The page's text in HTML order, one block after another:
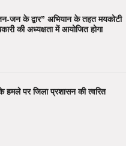
जन के द्वार” अभियान के तहत मयकोटी
की अध्यक्षता में आयोजित होगा
हमले पर जिला प्रशासन की त्वरित